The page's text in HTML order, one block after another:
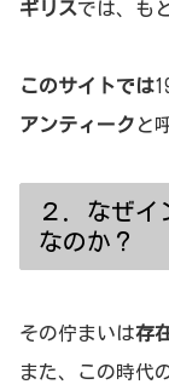
ギリスでは、も
このサイトでは
アンティーク と
２．なぜ
なのか？
その佇まいは存
また、この時代